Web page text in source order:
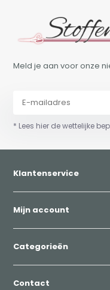
Meld je aan voor onze
* Lees hier de wettelijke
Klantenservice
Mijn account
Categorieën
Contact